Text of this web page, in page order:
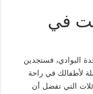
في
البوادي، فستجدين
لأطفالك في راحة
التي تفضل أن